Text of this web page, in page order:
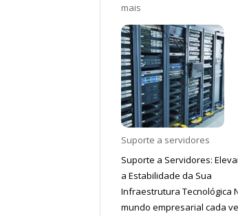
mais
Cyber
Security
Suporte a servidores
Suporte a Servidores:
a Estabilidade da Sua
Infraestrutura Tecnológica
mundo empresarial cada